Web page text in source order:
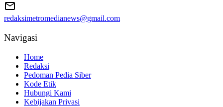
redaksimetromedianews@gmail.com
Navigasi
Home
Redaksi
Pedoman Pedia Siber
Kode Etik
Hubungi Kami
Kebijakan Privasi